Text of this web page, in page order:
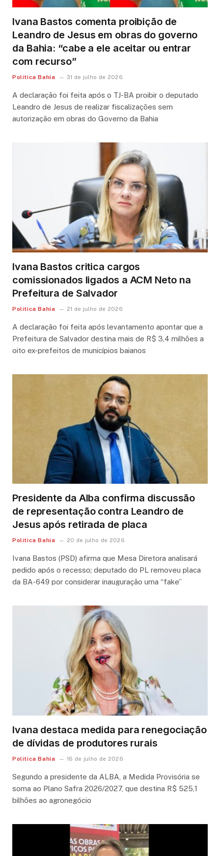
Ivana Bastos comenta proibição de
Leandro de Jesus em obras do governo
da Bahia: “cabe a ele aceitar ou entrar
com recurso”
Política Bahia 31 de julho de 2026
A declaração foi feita após o TJ-BA proibir o deputado
Leandro de Jesus de realizar fiscalizações sem
autorização em obras do Governo da Bahia
Ivana Bastos critica cargos
comissionados ligados a ACM Neto na
Prefeitura de Salvador
Política Bahia 21 de julho de 2026
A declaração foi feita após levantamento apontar que a
Prefeitura de Salvador destina mais de R$ 3,4 milhões a
oito ex-prefeitos de municípios baianos
Presidente da Alba confirma discussão
de representação contra Leandro de
Jesus após retirada de placa
Política Bahia 20 de julho de 2026
Ivana Bastos (PSD) afirma que Mesa Diretora analisará
pedido após o recesso; deputado do PL removeu placa
da BA-649 por considerar inauguração uma “fake”
Ivana destaca medida para renegociação
de dívidas de produtores rurais
Política Bahia 16 de julho de 2026
Segundo a presidente da ALBA, a Medida Provisória se
soma ao Plano Safra 2026/2027, que destina R$ 525,1
bilhões ao agronegócio